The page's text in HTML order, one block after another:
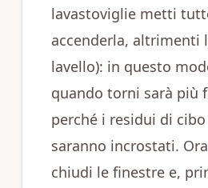
lavastoviglie metti
accenderla, altrimenti
lavello): in questo
quando torni sarà più
perché i residui di
saranno incrostati.
chiudi le finestre e,